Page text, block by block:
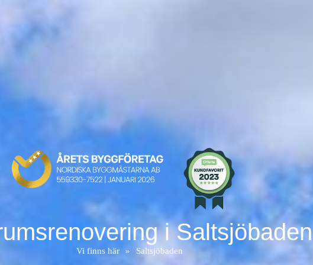
i Saltsjöbaden
Vi finns här » Saltsjöbaden